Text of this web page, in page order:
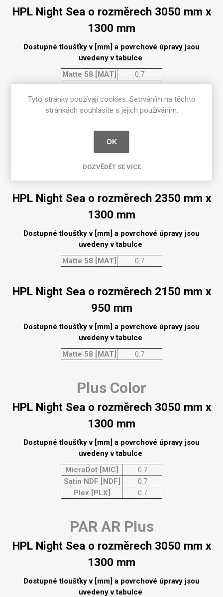
HPL Night Sea o rozměrech 3050 mm x
1300 mm
Dostupné tloušťky v [mm] a povrchové úpravy jsou
uvedeny v tabulce
Matte 58 [MAT]
0.7
HPL Night Sea o rozměrech 2350 mm x
Dostupné tloušťky v [mm] a povrchové úpravy jsou
uvedeny v tabulce
Matte 58 [MAT]
0.7
HPL Night Sea o rozměrech 2350 mm x
1300 mm
Dostupné tloušťky v [mm] a povrchové úpravy jsou
uvedeny v tabulce
Matte 58 [MAT]
0.7
HPL Night Sea o rozměrech 2150 mm x
950 mm
Dostupné tloušťky v [mm] a povrchové úpravy jsou
uvedeny v tabulce
Matte 58 [MAT]
0.7
Plus Color
HPL Night Sea o rozměrech 3050 mm x
1300 mm
Dostupné tloušťky v [mm] a povrchové úpravy jsou
uvedeny v tabulce
MicroDot [MIC]
0.7
Satin NDF [NDF]
0.7
Plex [PLX]
0.7
PAR AR Plus
HPL Night Sea o rozměrech 3050 mm x
1300 mm
Dostupné tloušťky v [mm] a povrchové úpravy jsou
uvedeny v tabulce
Tyto stránky používají cookies. Setrváním na těchto
stránkách souhlasíte s jejich používáním.
OK
DOZVĚDĚT SE VÍCE